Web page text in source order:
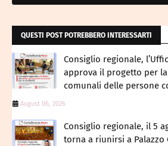
QUESTI POST POTREBBERO INTERESSARTI
Consiglio regionale,
approva il progetto per la
comunali delle persone
August 06, 2026
Consiglio regionale, il 5
torna a riunirsi a Palazzo